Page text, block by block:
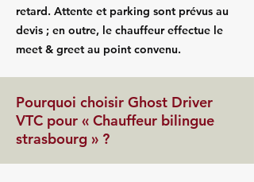
retard. Attente et parking sont prévus au
devis ; en outre, le chauffeur effectue le
meet & greet au point convenu.
Pourquoi choisir Ghost Driver
VTC pour « Chauffeur bilingue
strasbourg » ?